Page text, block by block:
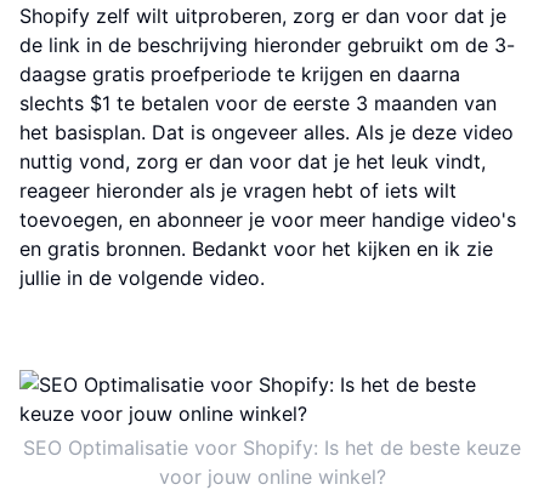
Shopify zelf wilt uitproberen, zorg er dan voor dat je
de link in de beschrijving hieronder gebruikt om de 3-
daagse gratis proefperiode te krijgen en daarna
slechts $1 te betalen voor de eerste 3 maanden van
het basisplan. Dat is ongeveer alles. Als je deze video
nuttig vond, zorg er dan voor dat je het leuk vindt,
reageer hieronder als je vragen hebt of iets wilt
toevoegen, en abonneer je voor meer handige video's
en gratis bronnen. Bedankt voor het kijken en ik zie
jullie in de volgende video.
SEO Optimalisatie voor Shopify: Is het de beste keuze
voor jouw online winkel?